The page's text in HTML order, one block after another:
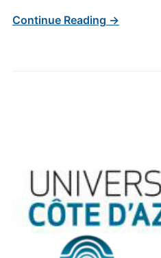
Continue Reading →